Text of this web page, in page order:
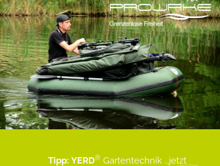
Tipp: YERD® Gartentechnik ...jetzt